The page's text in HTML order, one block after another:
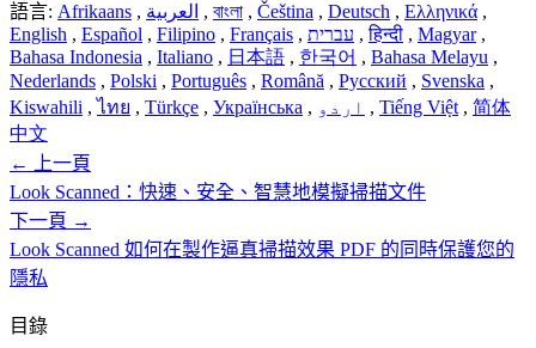
語言: Afrikaans , العربية , বাংলা , Čeština , Deutsch , Ελληνικά ,
English , Español , Filipino , Français , עברית ,हिन्दी , Magyar ,
Bahasa Indonesia , Italiano , 日本語 , 한국어 , Bahasa Melayu ,
Nederlands , Polski , Português , Română , Русский , Svenska ,
Kiswahili ,ไทย , Türkçe , Українська , اردو , Tiếng Việt , 简体
中文
←
上一頁
Look Scanned：快速、安全、智慧地模擬掃描文件
下一頁 →
Look Scanned 如何在製作逼真掃描效果 PDF 的同時保護您的
隱私
目錄